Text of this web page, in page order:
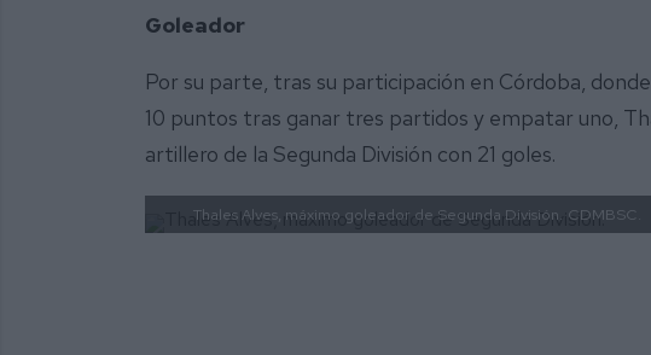
Goleador
Por su parte, tras su participación en Córdoba,
10 puntos tras ganar tres partidos y empatar uno,
artillero de la Segunda División con 21 goles.
Thales Alves, máximo goleador de Segunda División. CDMBSC.